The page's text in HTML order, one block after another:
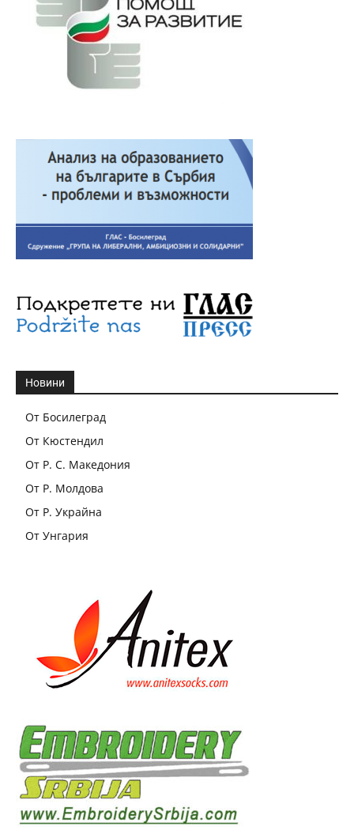
Новини
От Босилеград
От Кюстендил
От Р. С. Македония
От Р. Молдова
От Р. Украйна
От Унгария